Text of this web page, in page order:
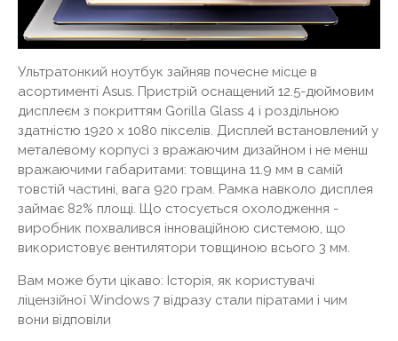
Ультратонкий ноутбук зайняв почесне місце в
асортименті Asus. Пристрій оснащений 12.5-дюймовим
дисплеєм з покриттям Gorilla Glass 4 і роздільною
здатністю 1920 x 1080 пікселів. Дисплей встановлений у
металевому корпусі з вражаючим дизайном і не менш
вражаючими габаритами: товщина 11.9 мм в самій
товстій частині, вага 920 грам. Рамка навколо дисплея
займає 82% площі. Що стосується охолодження -
виробник похвалився інноваційною системою, що
використовує вентилятори товщиною всього 3 мм.
Вам може бути цікаво: Історія, як користувачі
ліцензійної Windows 7 відразу стали піратами і чим
вони відповіли